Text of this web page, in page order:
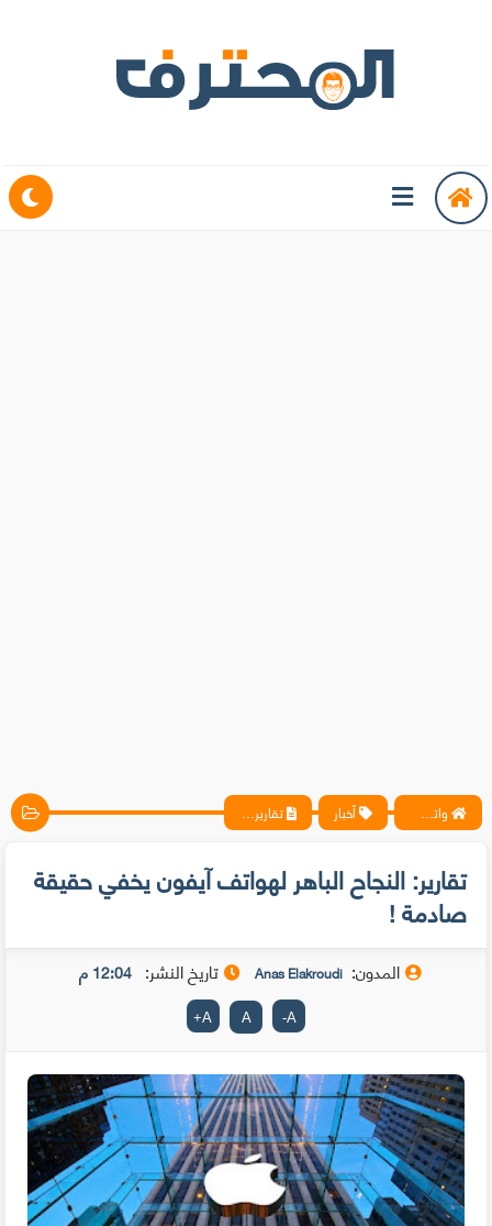
واتس آب ، فيسبوك ، أنترنت ، شروحات تقنية حصرية - المحترف أخبار تقارير: النجاح الباهر لهواتف آيفون يخفي حقيقة صادمة !
تقارير: النجاح الباهر لهواتف آيفون يخفي حقيقة
صادمة !
المدون: Anas Elakroudi تاريخ النشر: 12:04 م
A
-
A
A
+